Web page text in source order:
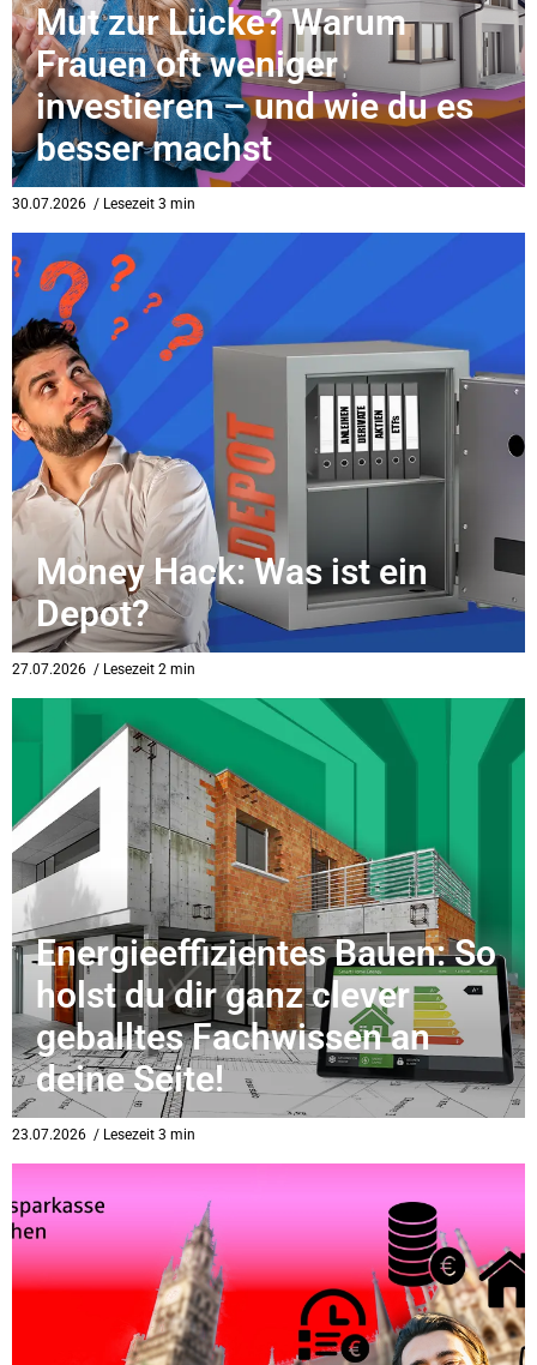
Mut zur Lücke? Warum
Frauen oft weniger
investieren – und wie du es
besser machst
30.07.2026 / Lesezeit 3 min
Money Hack: Was ist ein
Depot?
27.07.2026 / Lesezeit 2 min
Energieeffizientes Bauen: So
holst du dir ganz clever
geballtes Fachwissen an
deine Seite!
23.07.2026 / Lesezeit 3 min